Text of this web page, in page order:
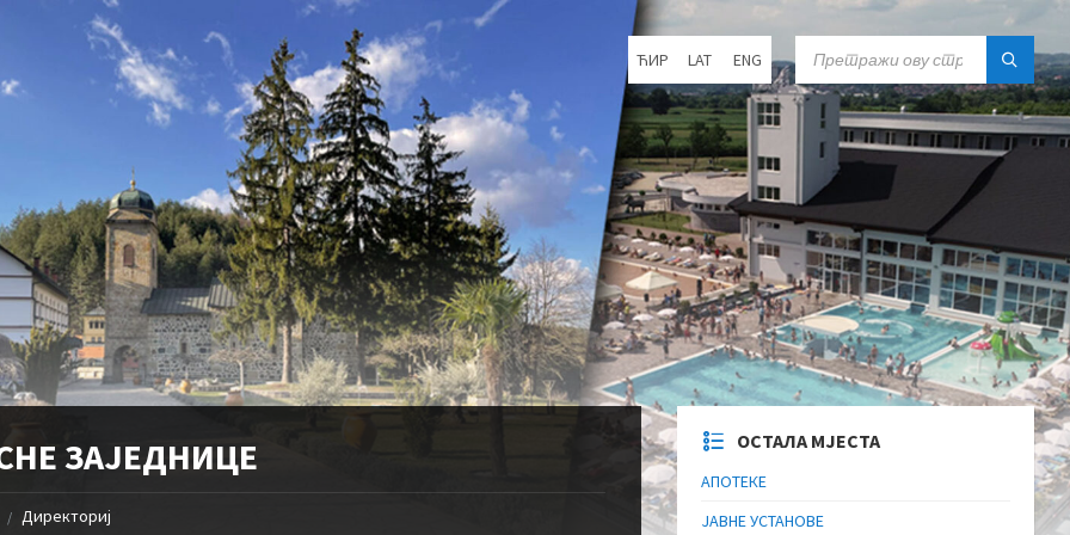
language:
ЋИР LAT ENG
ЗАЈЕДНИЦЕ
/ Директориј
ОСТАЛА МЈЕСТА
АПОТЕКЕ
ЈАВНЕ УСТАНОВЕ